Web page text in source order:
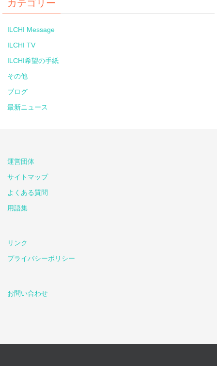
カテゴリー
ILCHI Message
ILCHI TV
ILCHI希望の手紙
その他
ブログ
最新ニュース
運営団体
サイトマップ
よくある質問
用語集
リンク
プライバシーポリシー
お問い合わせ